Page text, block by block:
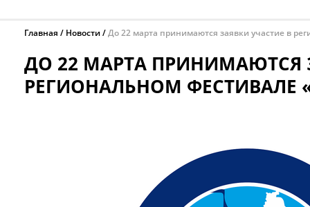
Главная Новости До 22 марта принимаются заявки участие в
ДО 22 МАРТА ПРИНИМАЮТСЯ
РЕГИОНАЛЬНОМ ФЕСТИВАЛЕ